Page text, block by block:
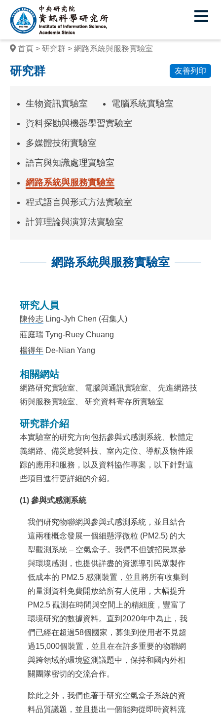
中
央
研
究
院
學
研
究
所
首頁 研究群 網路系統與服務實驗室
研究群 友善列印
生物資訊實驗室
電腦系統實驗室
資料探勘與機器學習實驗室
多媒體技術實驗室
語言與知識處理實驗室
網路系統與服務實驗室
程式語言與形式方法實驗室
計算理論與演算法實驗室
網路系統與服務實驗室
研究人員
陳伶志 Ling-Jyh Chen (召集人)
莊庭瑞 Tyng-Ruey Chuang
楊得年 De-Nian Yang
相關網站
網路研究實驗室 電腦與通訊實驗室
先進網路技
術與服務實驗室 、研究資料寄存所實驗室
研究群介紹
本實驗室的研究方向包括參與式感測系統、軟體定
義網路、備災應變科技、室內定位、導航及物件跟
踪的應用和服務，以及資料協作專案，以下針對這
些項目進行更詳細的介紹。
(1) 參與式感測系統
我們研究物聯網與參與式感測系統，並且結合
這兩種概念發展一個細懸浮微粒 (PM2.5) 的大
型觀測系統 – 空氣盒子。我們不但號招民眾參
與環境感測，也提供詳盡的資源導引民眾製作
低成本的 PM2.5 感測裝置，並且將所有收集到
的量測資料免費開放給所有人使用，大幅提升
PM2.5 觀測在時間與空間上的精細度，豐富了
環境研究的數據資料。直到2020年中為止，我
們已經在超過58個國家，募集到使用者不見超
過15,000個裝置，並且在在許多重要的物聯網
與跨領域的環境監測議題中，保持和國內外相
關團隊密切的交流合作。
除此之外，我們也著手研究空氣盒子系統的資
料品質議題，並且提出一個能夠從即時資料流